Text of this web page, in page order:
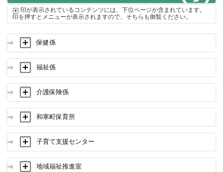
印が表示されているコンテンツには、下位ページが含まれています。
印を押すとメニューが表示されますので、そちらも御覧ください。
保健係
福祉係
介護保険係
和寒町保育所
子育て支援センター
地域福祉推進室